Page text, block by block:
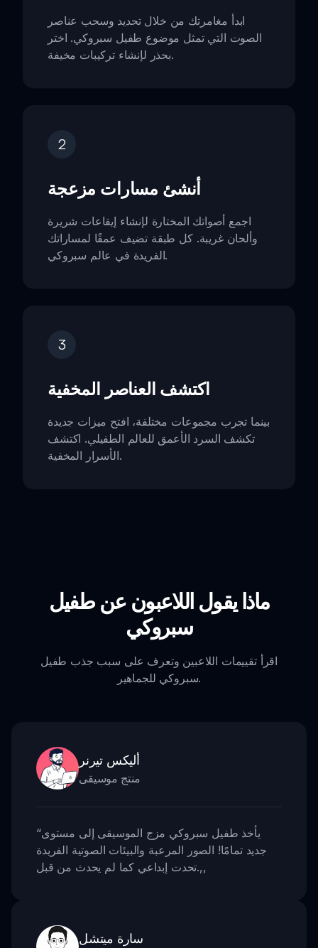
ابدأ مغامرتك من خلال تحديد وسحب عناصر
الصوت التي تمثل موضوع طفيل سبروكي. اختر
بحذر لإنشاء تركيبات مخيفة.
2
أنشئ مسارات مزعجة
اجمع أصواتك المختارة لإنشاء إيقاعات شريرة
وألحان غريبة. كل طبقة تضيف عمقًا لمساراتك
الفريدة في عالم سبروكي.
3
اكتشف العناصر المخفية
بينما تجرب مجموعات مختلفة، افتح ميزات جديدة
تكشف السرد الأعمق للعالم الطفيلي. اكتشف
الأسرار المخفية.
ماذا يقول اللاعبون عن طفيل
سبروكي
اقرأ تقييمات اللاعبين وتعرف على سبب جذب طفيل
سبروكي للجماهير.
أليكس تيرنر
منتج موسيقى
“يأخذ طفيل سبروكي مزج الموسيقى إلى مستوى
جديد تمامًا! الصور المرعبة والبيئات الصوتية الفريدة
تحدت إبداعي كما لم يحدث من قبل.,,
سارة ميتشل